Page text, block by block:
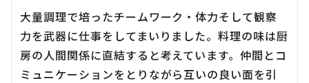
大量調理で培ったチームワーク・体力そして観察
力を武器に仕事をしてまいりました。料理の味は厨
房の人間関係に直結すると考えています。仲間とコ
ミュニケーションをとりながら互いの良い面を引